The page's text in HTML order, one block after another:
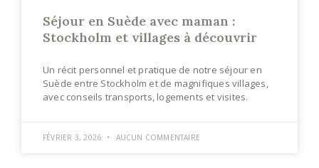
Séjour en Suède avec maman :
Stockholm et villages à découvrir
Un récit personnel et pratique de notre séjour en
Suède entre Stockholm et de magnifiques villages,
avec conseils transports, logements et visites.
FÉVRIER 3, 2026 AUCUN COMMENTAIRE